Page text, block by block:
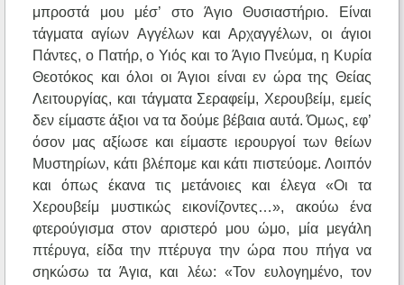
μπροστά μου μέσ’ στο Άγιο Θυσιαστήριο. Είναι
τάγματα αγίων Αγγέλων και Αρχαγγέλων, οι άγιοι
Πάντες, ο Πατήρ, ο Υιός και το Άγιο Πνεύμα, η Κυρία
Θεοτόκος και όλοι οι Άγιοι είναι εν ώρα της Θείας
Λειτουργίας, και τάγματα Σεραφείμ, Χερουβείμ, εμείς
δεν είμαστε άξιοι να τα δούμε βέβαια αυτά. Όμως, εφ’
όσον μας αξίωσε και είμαστε ιερουργοί των θείων
Μυστηρίων, κάτι βλέπομε και κάτι πιστεύομε. Λοιπόν
και όπως έκανα τις μετάνοιες και έλεγα «Οι τα
Χερουβείμ μυστικώς εικονίζοντες…», ακούω ένα
φτερούγισμα στον αριστερό μου ώμο, μία μεγάλη
πτέρυγα, είδα την πτέρυγα την ώρα που πήγα να
σηκώσω τα Άγια, και λέω: «Τον ευλογημένο, τον